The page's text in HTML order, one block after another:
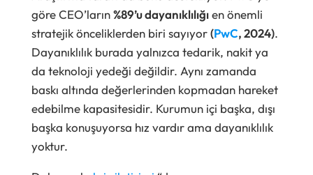
göre CEO’ların%89’u dayanıklılığıen önemli
stratejik önceliklerden biri sayıyor(PwC, 2024).
Dayanıklılık burada yalnızca tedarik, nakit ya
da teknoloji yedeği değildir. Aynı zamanda
baskı altında değerlerinden kopmadan hareket
edebilme kapasitesidir. Kurumun içi başka, dışı
başka konuşuyorsa hız vardır ama dayanıklılık
yoktur.